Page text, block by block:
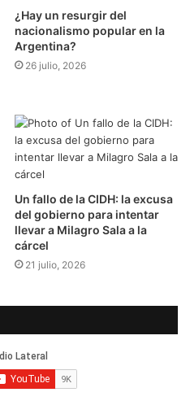
¿Hay un resurgir del
nacionalismo popular en la
Argentina?
26 julio, 2026
Un fallo de la CIDH: la excusa
del gobierno para intentar
llevar a Milagro Sala a la
cárcel
21 julio, 2026